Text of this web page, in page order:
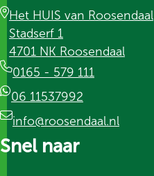
Het HUIS van Roosendaal
Stadserf 1
4701 NK Roosendaal
0165 - 579 111
06 11537992
info@roosendaal.nl
Snel naar